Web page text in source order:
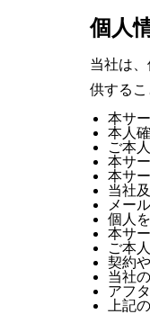
個人
当社は
供するこ
本サ
本人
ご本
本サ
本サ
当社
メー
個人
本サ
ご本
契約
当社
アフ
上記